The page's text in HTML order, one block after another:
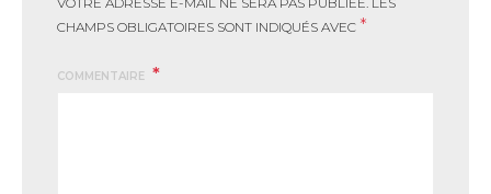
CHAMPS OBLIGATOIRES SONT INDIQUÉS AVEC *
COMMENTAIRE